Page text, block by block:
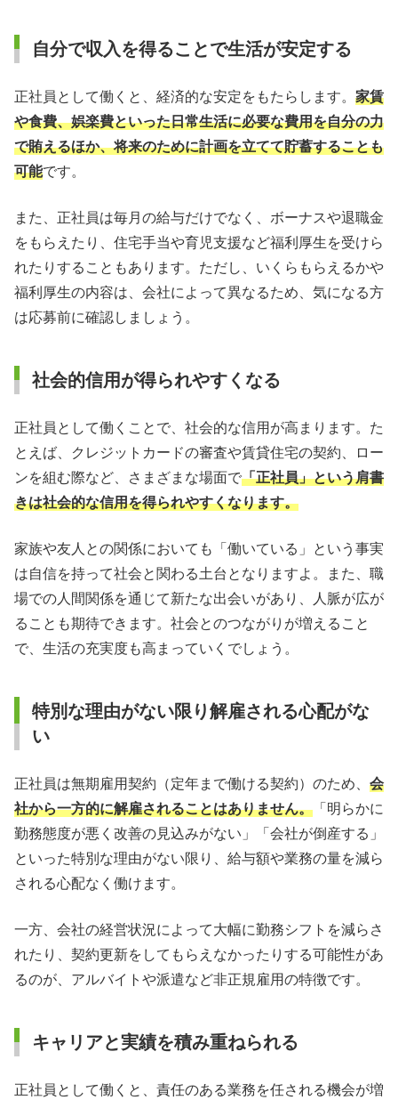
自分で収入を得ることで生活が安定する
正社員として働くと、経済的な安定をもたらします。 家賃
や食費、娯楽費といった日常生活に必要な費用を自分の力
で賄えるほか、将来のために計画を立てて貯蓄することも
可能です。
また、正社員は毎月の給与だけでなく、ボーナスや退職金
をもらえたり、住宅手当や育児支援など福利厚生を受けら
れたりすることもあります。ただし、いくらもらえるかや
福利厚生の内容は、会社によって異なるため、気になる方
は応募前に確認しましょう。
社会的信用が得られやすくなる
正社員として働くことで、社会的な信用が高まります。た
とえば、クレジットカードの審査や賃貸住宅の契約、ロー
ンを組む際など、さまざまな場面で「正社員」という肩書
きは社会的な信用を得られやすくなります。
家族や友人との関係においても「働いている」という事実
は自信を持って社会と関わる土台となりますよ。また、職
場での人間関係を通じて新たな出会いがあり、人脈が広が
ることも期待できます。社会とのつながりが増えること
で、生活の充実度も高まっていくでしょう。
特別な理由がない限り解雇される心配がな
い
正社員は無期雇用契約（定年まで働ける契約）のため、 会
社から一方的に解雇されることはありません。 「明らかに
勤務態度が悪く改善の見込みがない」「会社が倒産する」
といった特別な理由がない限り、給与額や業務の量を減ら
される心配なく働けます。
一方、会社の経営状況によって大幅に勤務シフトを減らさ
れたり、契約更新をしてもらえなかったりする可能性があ
るのが、アルバイトや派遣など非正規雇用の特徴です。
キャリアと実績を積み重ねられる
正社員として働くと、責任のある業務を任される機会が増